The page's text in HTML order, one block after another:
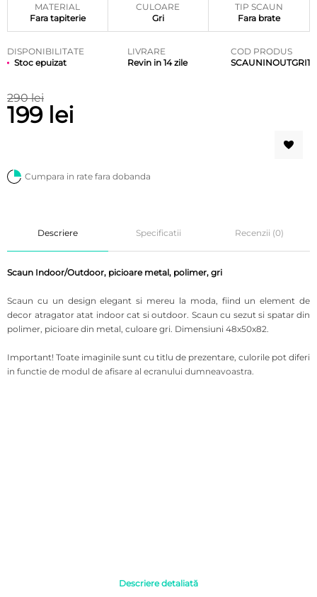
MATERIAL
Fara tapiterie
CULOARE
Gri
TIP SCAUN
Fara brate
DISPONIBILITATE
Stoc epuizat
LIVRARE
Revin in 14 zile
COD PRODUS
SCAUNINOUTGRI1
290 lei
199 lei
Cumpara in rate fara dobanda
Descriere Specificatii Recenzii (0)
Scaun Indoor/Outdoor, picioare metal, polimer, gri
Scaun cu un design elegant si mereu la moda, fiind un element de
decor atragator atat indoor cat si outdoor. Scaun cu sezut si spatar din
polimer, picioare din metal, culoare gri. Dimensiuni 48x50x82.
Important! Toate imaginile sunt cu titlu de prezentare, culorile pot diferi
in functie de modul de afisare al ecranului dumneavoastra.
Descriere detaliată